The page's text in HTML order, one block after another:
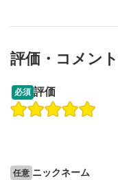
操作説明動画
評価・コメン
必須 評価
任意 ニックネーム